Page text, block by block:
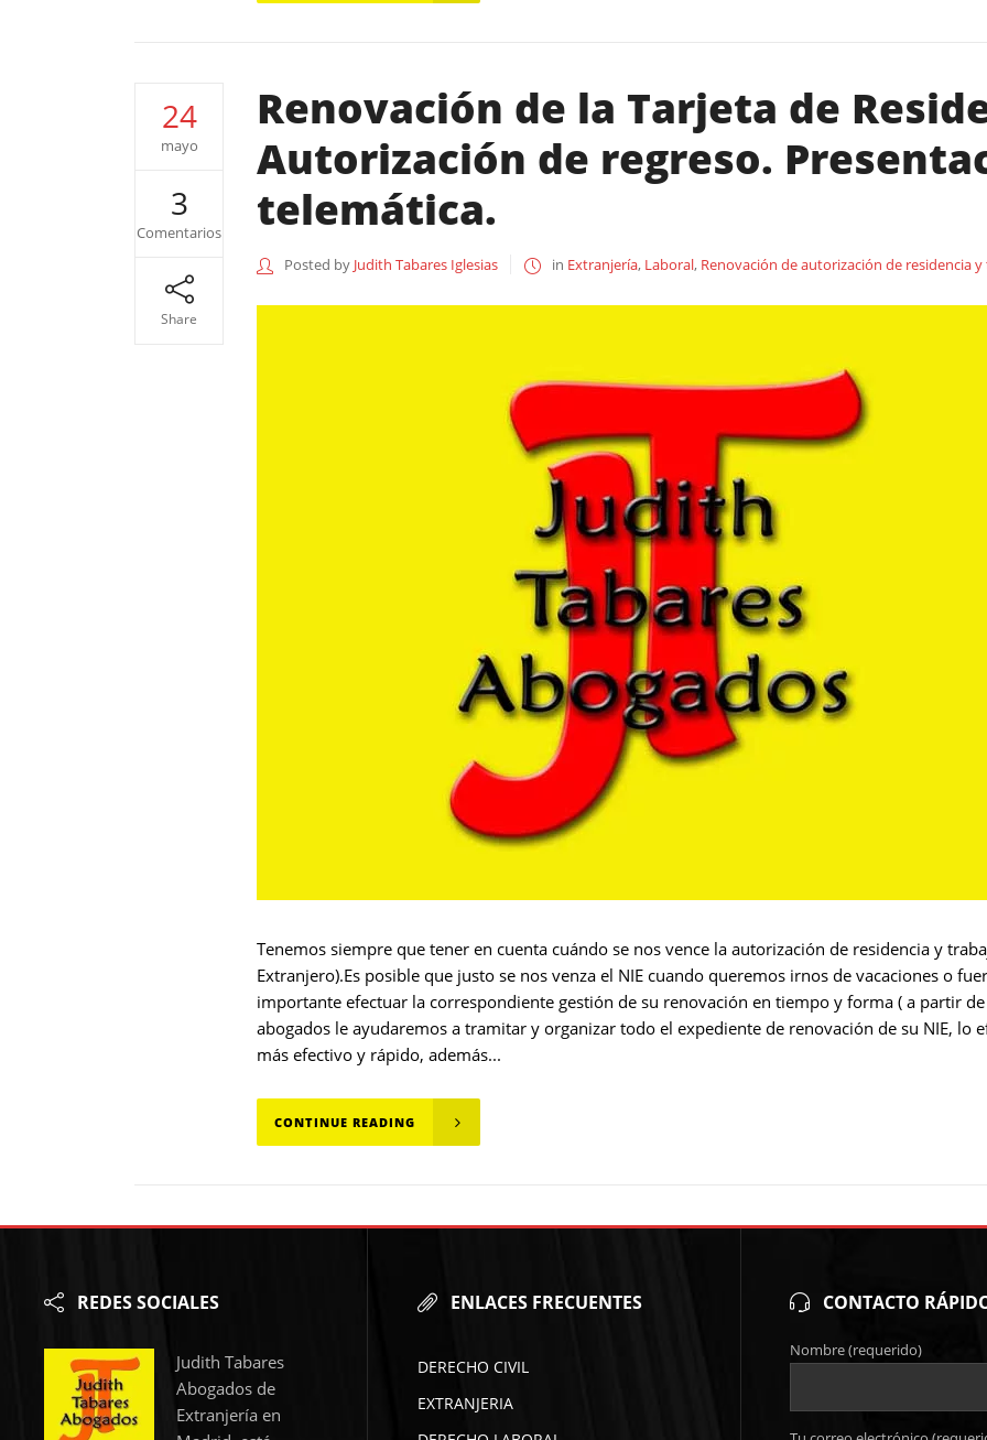
24
mayo
3
Comentarios
Share
Renovación de la Tarjeta de
Autorización de regreso.
telemática.
Posted by Judith Tabares Iglesias in Extranjería, Laboral, Renovación de autorización de residencia
Tenemos siempre que tener en cuenta cuándo se nos vence la autorización de residencia y
Extranjero).Es posible que justo se nos venza el NIE cuando queremos irnos de vacaciones o
importante efectuar la correspondiente gestión de su renovación en tiempo y forma ( a partir
abogados le ayudaremos a tramitar y organizar todo el expediente de renovación de su NIE, lo
más efectivo y rápido, además...
CONTINUE READING
REDES SOCIALES
Judith Tabares
Abogados de
Extranjería en
ENLACES FRECUENTES
DERECHO CIVIL
EXTRANJERIA
CONTACTO
Nombre (requerido)